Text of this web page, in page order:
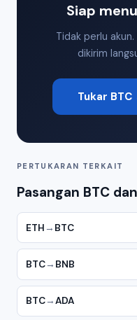
Siap
Tidak perlu
dikirim
Tukar
PERTUKARAN TERKAIT
Pasangan BTC
ETH → BTC
BTC→ BNB
BTC→ADA